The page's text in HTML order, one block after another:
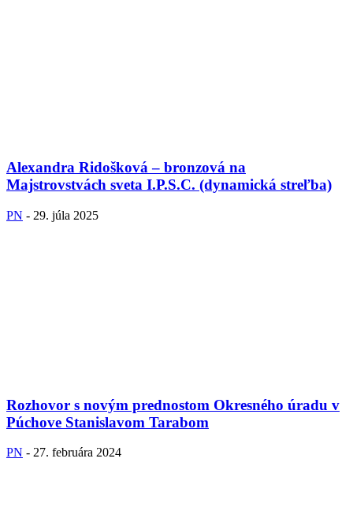
Alexandra Ridošková – bronzová na
Majstrovstvách sveta I.P.S.C. (dynamická streľba)
PN - 29. júla 2025
Rozhovor s novým prednostom Okresného úradu v
Púchove Stanislavom Tarabom
PN - 27. februára 2024